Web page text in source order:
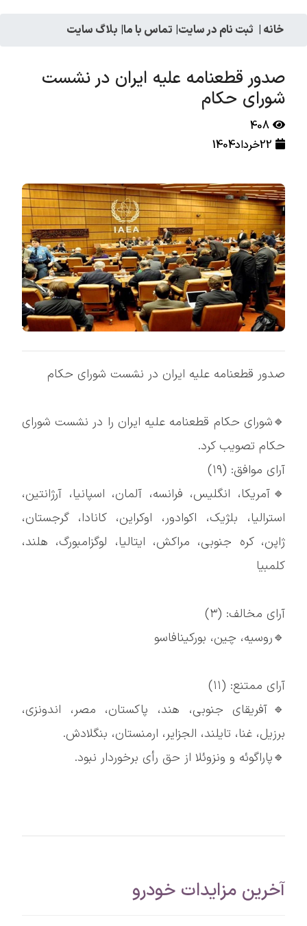
خانه | ثبت نام در سایت| تماس با ما| بلاگ سایت
صدور قطعنامه علیه ایران در نشست
شورای حکام
408
22خرداد1404
صدور قطعنامه علیه ایران در نشست شورای حکام
🔹شورای حکام قطعنامه علیه ایران را در نشست شورای
حکام تصویب کرد.
آرای موافق: (۱۹)
🔹آمریکا، انگلیس، فرانسه، آلمان، اسپانیا، آرژانتین،
استرالیا، بلژیک، اکوادور، اوکراین، کانادا، گرجستان،
ژاپن، کره جنوبی، مراکش، ایتالیا، لوگزامبورگ، هلند،
کلمبیا
آرای مخالف: (۳)
🔹روسیه، چین، بورکینافاسو
آرای ممتنع: (۱۱)
🔹آفریقای جنوبی، هند، پاکستان، مصر، اندونزی،
برزیل، غنا، تایلند، الجزایر، ارمنستان، بنگلادش.
🔹پاراگوئه و ونزوئلا از حق رأی برخوردار نبود.
آخرین مزایدات خودرو